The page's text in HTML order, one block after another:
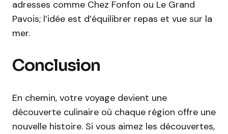
adresses comme Chez Fonfon ou Le Grand
Pavois; l’idée est d’équilibrer repas et vue sur la
mer.
Conclusion
En chemin, votre voyage devient une
découverte culinaire où chaque région offre une
nouvelle histoire. Si vous aimez les découvertes,